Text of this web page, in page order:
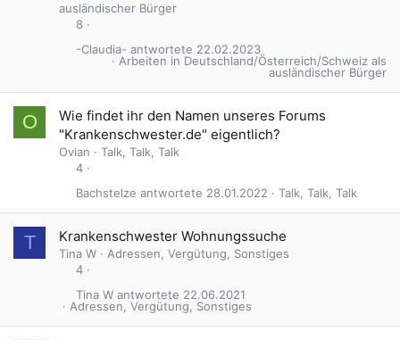
ausländischer Bürger
8
Arbeiten in Deutschland/Österreich/Schweiz als
ausländischer Bürger
22.02.2023
-Claudia-
O
Wie findet ihr den Namen unseres Forums
"Krankenschwester.de" eigentlich?
Ovian
Talk, Talk, Talk
4
Talk, Talk, Talk
28.01.2022
Bachstelze
T Krankenschwester Wohnungssuche
Tina W
Adressen, Vergütung, Sonstiges
4
Adressen, Vergütung, Sonstiges
22.06.2021
Tina W